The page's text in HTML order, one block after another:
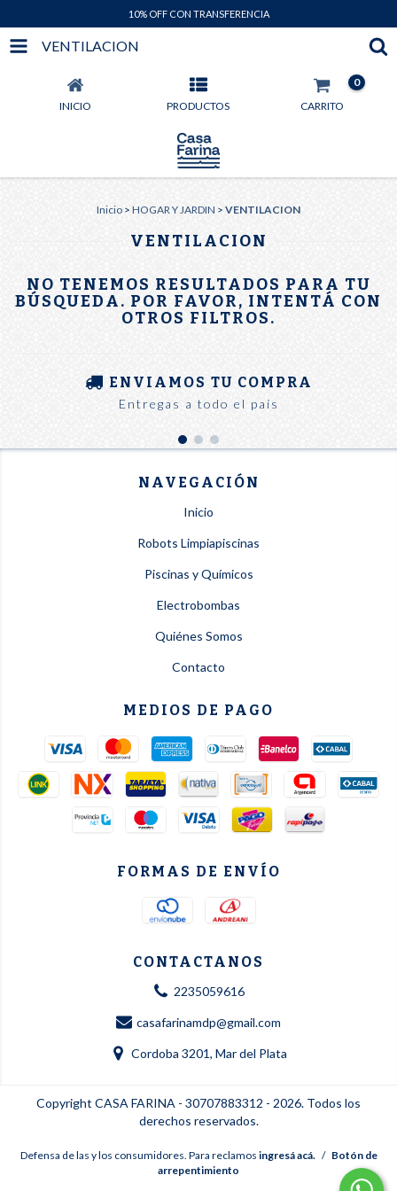
10% OFF CON TRANSFERENCIA
VENTILACION
INICIO PRODUCTOS CARRITO
0
Inicio > HOGAR Y JARDIN > VENTILACION
VENTILACION
NO TENEMOS RESULTADOS PARA TU
BÚSQUEDA. POR FAVOR, INTENTÁ CON
OTROS FILTROS.
ENVIAMOS TU COMPRA
Entregas a todo el país
NAVEGACIÓN
Inicio
Robots Limpiapiscinas
Piscinas y Químicos
Electrobombas
Quiénes Somos
Contacto
MEDIOS DE PAGO
FORMAS DE ENVÍO
CONTACTANOS
2235059616
casafarinamdp@gmail.com
Cordoba 3201, Mar del Plata
Copyright CASA FARINA - 30707883312 - 2026. Todos los
derechos reservados.
Defensa de las y los consumidores. Para reclamos ingresá acá. / Botón de
arrepentimiento